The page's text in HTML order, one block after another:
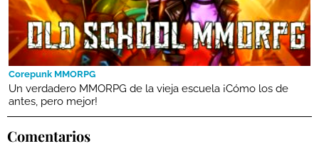
Corepunk MMORPG
Un verdadero MMORPG de la vieja escuela ¡Cómo los de
antes, pero mejor!
Comentarios